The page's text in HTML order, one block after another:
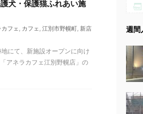
犬・保護猫ふれあい施
カフェ, カフェ, 江別市野幌町, 新店
にて、新施設オープンに向け
アネラカフェ江別野幌店」の
週間